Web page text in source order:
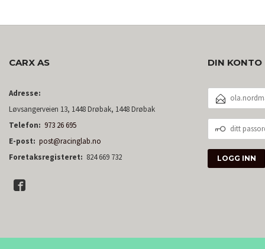
CARX AS
Adresse:
Løvsangerveien 13, 1448 Drøbak, 1448 Drøbak
Telefon: 973 26 695
E-post: post@racinglab.no
Foretaksregisteret: 824 669 732
DIN KONTO
E-
POSTADRESSE
DITT
PASSORD